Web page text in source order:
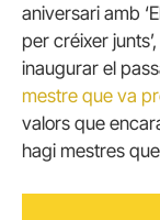
aniversari amb
per créixer
inaugurar el
mestre que va
valors que
hagi mestres que